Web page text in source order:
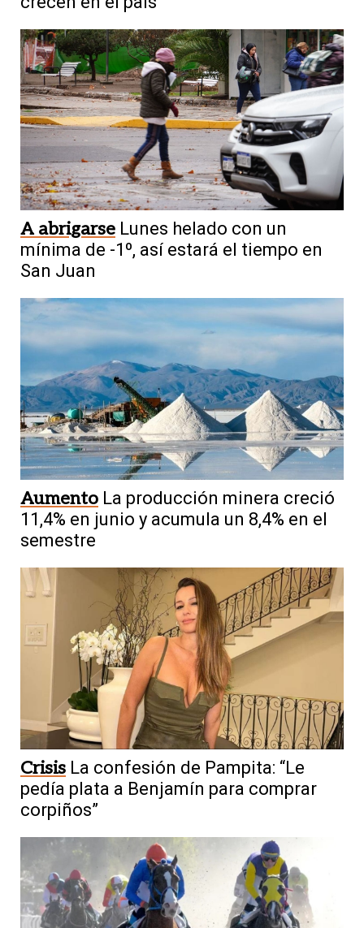
A abrigarse Lunes helado con un
mínima de -1º, así estará el tiempo en
San Juan
Aumento La producción minera creció
11,4% en junio y acumula un 8,4% en el
semestre
Crisis La confesión de Pampita: “Le
pedía plata a Benjamín para comprar
corpiños”